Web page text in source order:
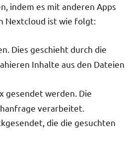
indem es mit anderen Apps
Nextcloud ist wie folgt:
Dies geschieht durch die
Inhalte aus den Dateien
gesendet werden. Die
verarbeitet.
die die gesuchten